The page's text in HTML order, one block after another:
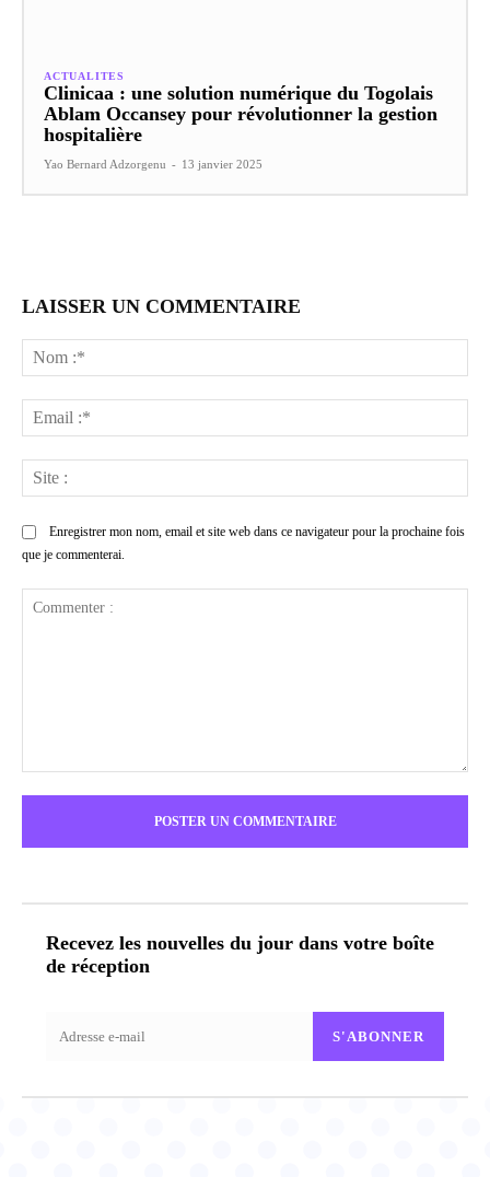
ACTUALITES
Clinicaa : une solution numérique du Togolais
Ablam Occansey pour révolutionner la gestion
hospitalière
Yao Bernard Adzorgenu - 13 janvier 2025
LAISSER UN COMMENTAIRE
:*
:*
:
Enregistrer mon nom, email et site web dans ce navigateur pour la prochaine fois
que je commenterai.
Recevez les nouvelles du jour dans votre boîte
de réception
S'ABONNER